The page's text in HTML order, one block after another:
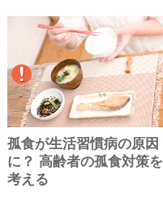
孤食が生活習慣病の原因
に？ 高齢者の孤食対策を
考える